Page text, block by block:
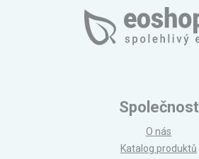
Společnost
O nás
Katalog produktů